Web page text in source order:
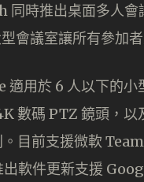
同時推出桌面多人會
會議室讓所有參加者
用於 6 人以下的小
數碼 PTZ 鏡頭，以
目前支援微軟
軟件更新支援